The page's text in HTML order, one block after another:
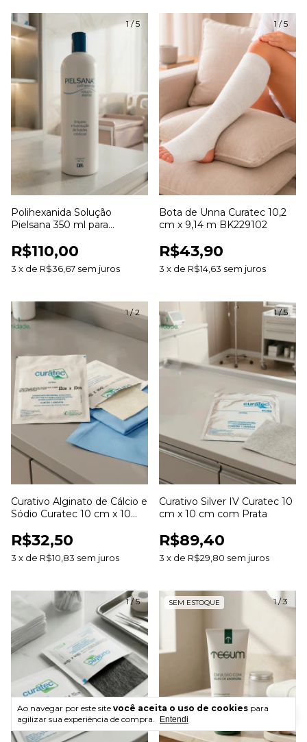
Ao navegar por este site você aceita o uso de cookies para
agilizar sua experiência de compra.
Entendi
1/5
Polihexanida Solução
Pielsana 350 ml para
R$110,00
3 x de R$36,67 sem juros
1/5
Bota de Unna Curatec 10,2
cm x 9,14 m BK229102
R$43,90
3 x de R$14,63 sem juros
1/2
Curativo Alginato de Cálcio e
Sódio Curatec 10 cm x 10
R$32,50
3 x de R$10,83 sem juros
1/5
Curativo Silver IV Curatec 10
cm x 10 cm com Prata
R$89,40
3 x de R$29,80 sem juros
1/5 1/3
SEM ESTOQUE